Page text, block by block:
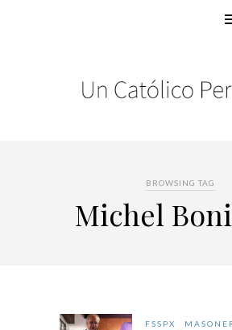
BROWSING TAG
Michel
FSSPX